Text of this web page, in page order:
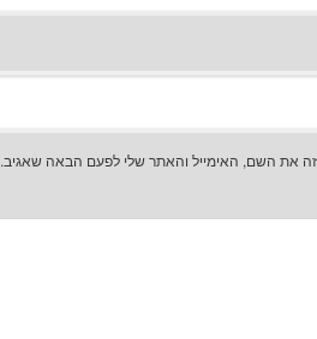
את השם, האימייל והאתר שלי לפעם הבאה שאגיב.